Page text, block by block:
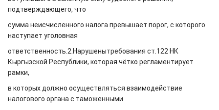
подтверждающего, что
сумма неисчисленного налога превышает порог, с которого
наступает уголовная
ответственность.2.Нарушенытребования ст.122 НК
Кыргызской Республики, которая чётко регламентирует
рамки,
в которых должно осуществляться взаимодействие
налогового органа с таможенными